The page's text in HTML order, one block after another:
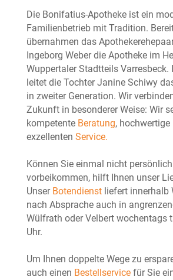
Die Bonifatius-Apotheke ist ein
Familienbetrieb mit Tradition.
übernahmen das
Ingeborg Weber die Apotheke im
Wuppertaler Stadtteils Varresbeck.
leitet die Tochter Janine Schiwy
in zweiter Generation. Wir
Zukunft in besonderer Weise: Wir
kompetente Beratung, hochwertige
exzellenten Service.
Können Sie einmal nicht persönlich
vorbeikommen, hilft Ihnen unser
Unser Botendienstliefert innerhalb
nach Absprache auch in
Wülfrath oder Velbert wochentags
Uhr.
Um Ihnen doppelte Wege zu
auch einen Bestellservicefür Sie